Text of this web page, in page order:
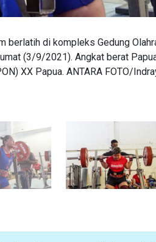
berlatih di kompleks Gedung
(3/9/2021). Angkat berat
XX Papua. ANTARA FOTO/